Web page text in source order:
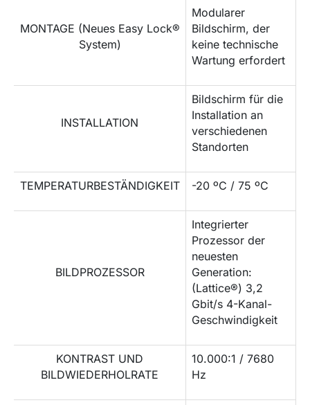
MONTAGE (Neues Easy Lock®
System)
Modularer
Bildschirm, der
keine technische
Wartung erfordert
INSTALLATION
Bildschirm für die
Installation an
verschiedenen
Standorten
TEMPERATURBESTÄNDIGKEIT -20 ºC / 75 ºC
BILDPROZESSOR
Integrierter
Prozessor der
neuesten
Generation:
(Lattice®) 3,2
Gbit/s 4-Kanal-
Geschwindigkeit
KONTRAST UND
BILDWIEDERHOLRATE
10.000:1 / 7680
Hz